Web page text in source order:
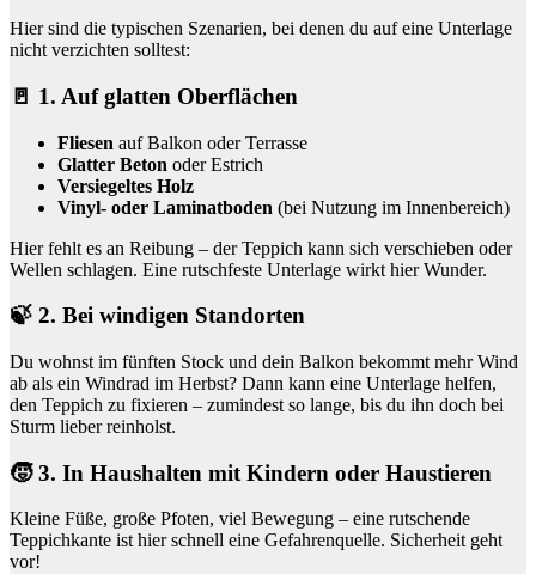
Hier sind die typischen Szenarien, bei denen du auf eine Unterlage
nicht verzichten solltest:
🚪 1. Auf glatten Oberflächen
Fliesen auf Balkon oder Terrasse
Glatter Beton oder Estrich
Versiegeltes Holz
Vinyl- oder Laminatboden (bei Nutzung im Innenbereich)
Hier fehlt es an Reibung – der Teppich kann sich verschieben oder
Wellen schlagen. Eine rutschfeste Unterlage wirkt hier Wunder.
🍃 2. Bei windigen Standorten
Du wohnst im fünften Stock und dein Balkon bekommt mehr Wind
ab als ein Windrad im Herbst? Dann kann eine Unterlage helfen,
den Teppich zu fixieren – zumindest so lange, bis du ihn doch bei
Sturm lieber reinholst.
🧒 3. In Haushalten mit Kindern oder Haustieren
Kleine Füße, große Pfoten, viel Bewegung – eine rutschende
Teppichkante ist hier schnell eine Gefahrenquelle. Sicherheit geht
vor!